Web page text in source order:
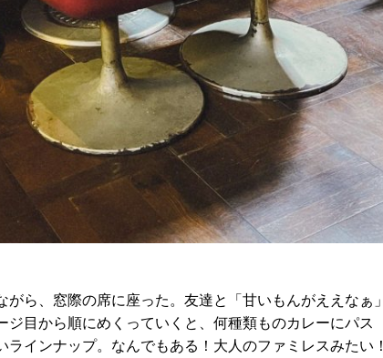
ら、窓際の席に座った。友達と「甘いもんがええなぁ」
目から順にめくっていくと、何種類ものカレーにパス
インナップ。なんでもある！大人のファミレスみたい！